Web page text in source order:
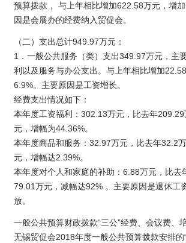
预算拨款， 与上年相比增加622.58万元，增
因是会展办的经费纳入贸促会。
（二）支出总计949.97万元：
1．一般公共服务（类）支出349.97万元，主
利以及服务与办公支出。与上年相比增加
6.9%。主要原因是工资增长。
经费支出情况如下：
本年度工资福利：302.13万元，比去年
元，增幅为44.36%。
本年度商品和服务：32.97万元，比去年32.2
元，增幅达2.39%。
本年度对个人和家庭的补助：6.88万元，比去
79.01万元，减幅达92% 。主要原因是退休工
放。
一般公共预算财政拨款“三公”经费、会议费、
无锡贸促会2018年度一般公共预算拨款安排的